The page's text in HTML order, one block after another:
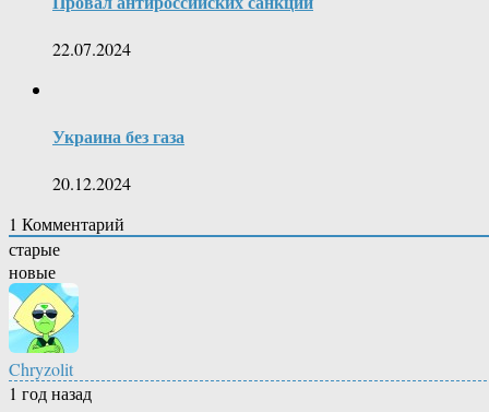
22.07.2024
Украина без газа
20.12.2024
1 Комментарий
старые
новые
Chryzolit
1 год назад